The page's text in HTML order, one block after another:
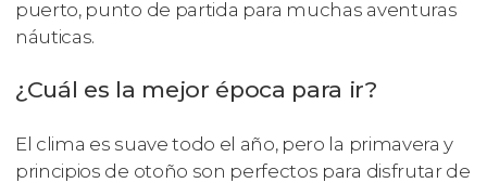
puerto, punto de partida para muchas aventuras
náuticas.
¿Cuál es la mejor época para ir?
El clima es suave todo el año, pero la primavera y
principios de otoño son perfectos para disfrutar de